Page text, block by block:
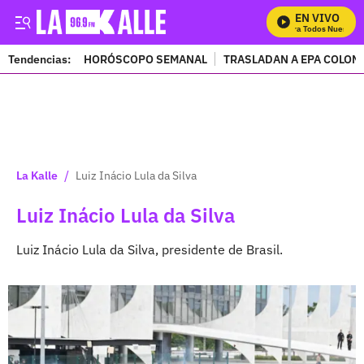
EN VIVO
Mira Todos Nuestros
Tendencias: HORÓSCOPO SEMANAL TRASLADAN A EPA
La Kalle / Luiz Inácio Lula da Silva
Luiz Inácio Lula da Silva
Luiz Inácio Lula da Silva, presidente de Brasil.